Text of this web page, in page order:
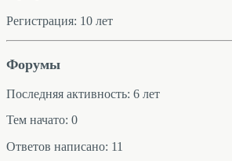
Регистрация: 10 лет
Форумы
Последняя активность: 6 лет
Тем начато: 0
Ответов написано: 11